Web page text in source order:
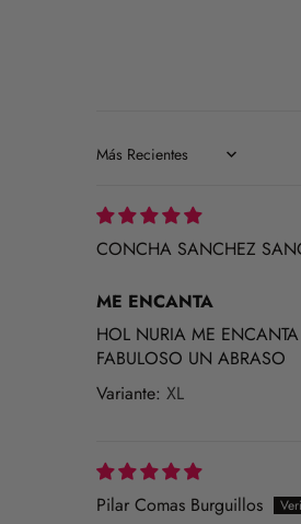
Sort by
CONCHA SANCHEZ
ME ENCANTA
HOL NURIA ME
FABULOSO UN ABRASO
XL
Pilar Comas Burguillos